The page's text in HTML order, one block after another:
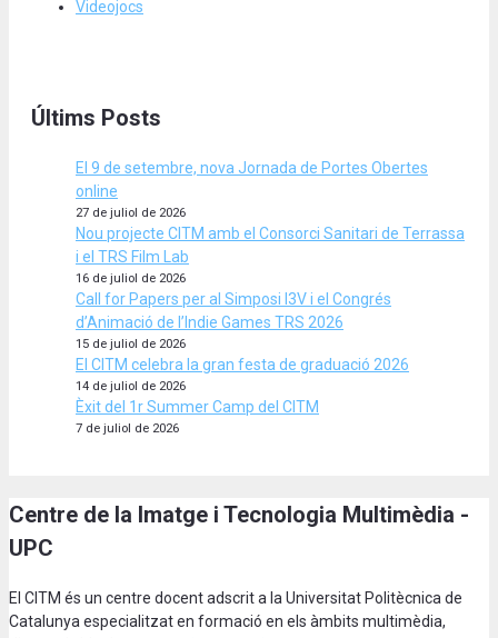
Videojocs
Últims Posts
El 9 de setembre, nova Jornada de Portes Obertes
online
27 de juliol de 2026
Nou projecte CITM amb el Consorci Sanitari de Terrassa
i el TRS Film Lab
16 de juliol de 2026
Call for Papers per al Simposi I3V i el Congrés
d’Animació de l’Indie Games TRS 2026
15 de juliol de 2026
El CITM celebra la gran festa de graduació 2026
14 de juliol de 2026
Èxit del 1r Summer Camp del CITM
7 de juliol de 2026
Centre de la Imatge i Tecnologia Multimèdia -
UPC
El CITM és un centre docent adscrit a la Universitat Politècnica de
Catalunya especialitzat en formació en els àmbits multimèdia,